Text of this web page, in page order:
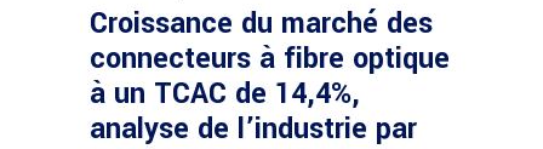
Croissance du marché des
connecteurs à fibre optique
à un TCAC de 14,4%,
analyse de l’industrie par